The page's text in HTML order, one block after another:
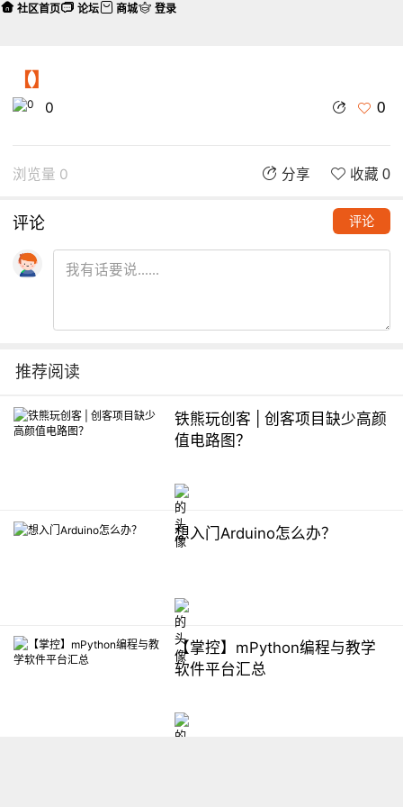
【】
0 0
浏览量 0 分享 收藏 0
评论 评论
推荐阅读
铁熊玩创客 | 创客项目缺少高颜
值电路图？
想入门Arduino怎么办？
【掌控】mPython编程与教学
软件平台汇总
社区首页 论坛 商城 登录